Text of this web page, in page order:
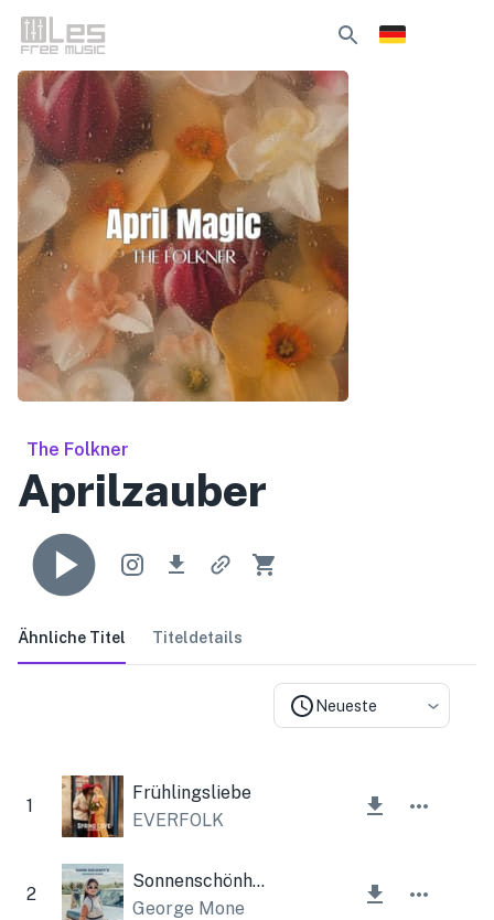
The Folkner
Aprilzauber
Ähnliche Titel Titeldetails
Neueste
1
Frühlingsliebe
EVERFOLK
2
Sonnenschönheit
George Mone